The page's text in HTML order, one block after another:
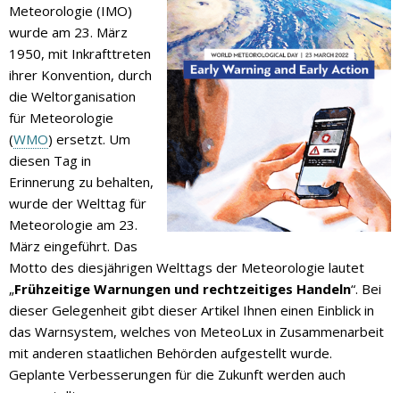
Meteorologie (IMO)
wurde am 23. März
1950, mit Inkrafttreten
ihrer Konvention, durch
die Weltorganisation
für Meteorologie
(WMO) ersetzt. Um
diesen Tag in
Erinnerung zu behalten,
wurde der Welttag für
Meteorologie am 23.
März eingeführt. Das
Motto des diesjährigen Welttags der Meteorologie lautet
„Frühzeitige Warnungen und rechtzeitiges Handeln“. Bei
dieser Gelegenheit gibt dieser Artikel Ihnen einen Einblick in
das Warnsystem, welches von MeteoLux in Zusammenarbeit
mit anderen staatlichen Behörden aufgestellt wurde.
Geplante Verbesserungen für die Zukunft werden auch